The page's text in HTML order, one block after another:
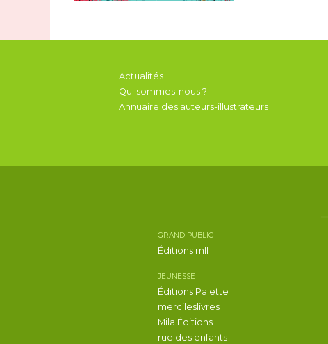
Actualités
Qui sommes-nous ?
Annuaire des auteurs-illustrateurs
GRAND PUBLIC
Éditions mll
JEUNESSE
Éditions Palette
mercileslivres
Mila Éditions
rue des enfants